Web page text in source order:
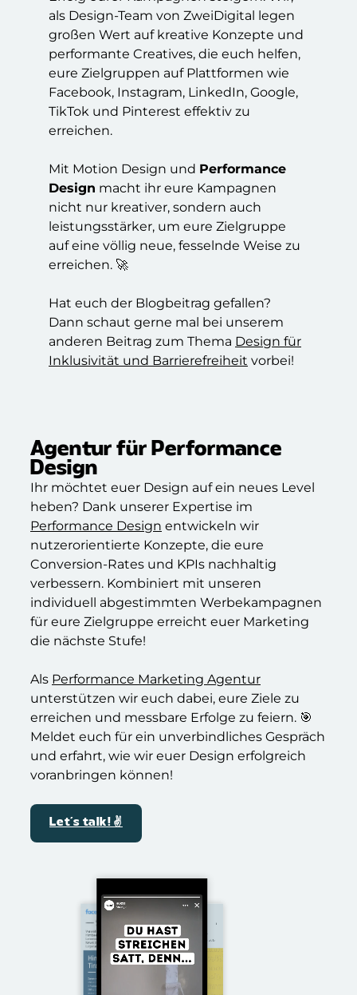
als Design-Team von ZweiDigital legen
großen Wert auf kreative Konzepte und
performante Creatives, die euch helfen,
eure Zielgruppen auf Plattformen wie
Facebook, Instagram, LinkedIn, Google,
TikTok und Pinterest effektiv zu
erreichen.
Mit Motion Design und Performance
Design macht ihr eure Kampagnen
nicht nur kreativer, sondern auch
leistungsstärker, um eure Zielgruppe
auf eine völlig neue, fesselnde Weise zu
erreichen. 🚀
Hat euch der Blogbeitrag gefallen?
Dann schaut gerne mal bei unserem
anderen Beitrag zum Thema Design für
Inklusivität und Barrierefreiheit vorbei!
Agentur für Performance
Design​
Ihr möchtet euer Design auf ein neues Level
heben? Dank unserer Expertise im
Performance Design entwickeln wir
nutzerorientierte Konzepte, die eure
Conversion-Rates und KPIs nachhaltig
verbessern. Kombiniert mit unseren
individuell abgestimmten Werbekampagnen
für eure Zielgruppe erreicht euer Marketing
die nächste Stufe!
Als Performance Marketing Agentur
unterstützen wir euch dabei, eure Ziele zu
erreichen und messbare Erfolge zu feiern. 🎯
Meldet euch für ein unverbindliches Gespräch
und erfahrt, wie wir euer Design erfolgreich
voranbringen können!
Let´s talk! ✌️